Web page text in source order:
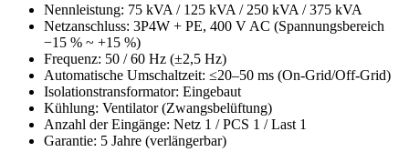
Nennleistung: 75 kVA / 125 kVA / 250 kVA / 375 kVA
Netzanschluss: 3P4W + PE, 400 V AC (Spannungsbereich
−15 % ~ +15 %)
Frequenz: 50 / 60 Hz (±2,5 Hz)
Automatische Umschaltzeit: ≤20–50 ms (On-Grid/Off-Grid)
Isolationstransformator: Eingebaut
Kühlung: Ventilator (Zwangsbelüftung)
Anzahl der Eingänge: Netz 1 / PCS 1 / Last 1
Garantie: 5 Jahre (verlängerbar)